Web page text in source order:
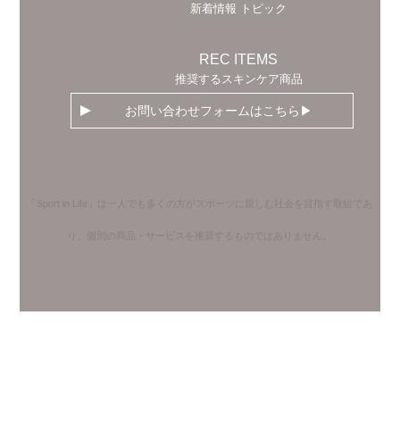
新着情報 トピック
REC ITEMS
推奨するスキンケア商品
お問い合わせフォームはこちら